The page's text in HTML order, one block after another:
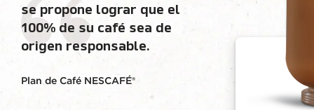
se propone lograr que el
100% de su café sea de
origen responsable.
Plan de Café NESCAFÉ®